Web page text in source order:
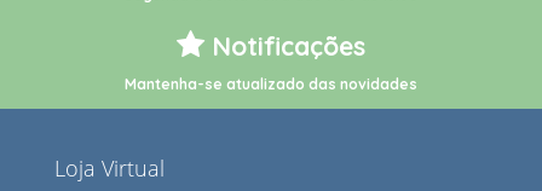
Notificações
Mantenha-se atualizado das novidades
Loja Virtual